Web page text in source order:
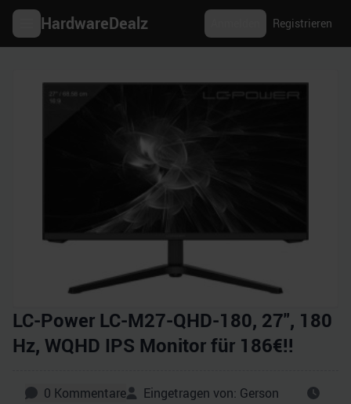
HardwareDealz Registrieren
LC-Power LC-M27-QHD-180, 27", 180
Hz, WQHD IPS Monitor für 186€!!
0 Kommentare Eingetragen von: Gerson